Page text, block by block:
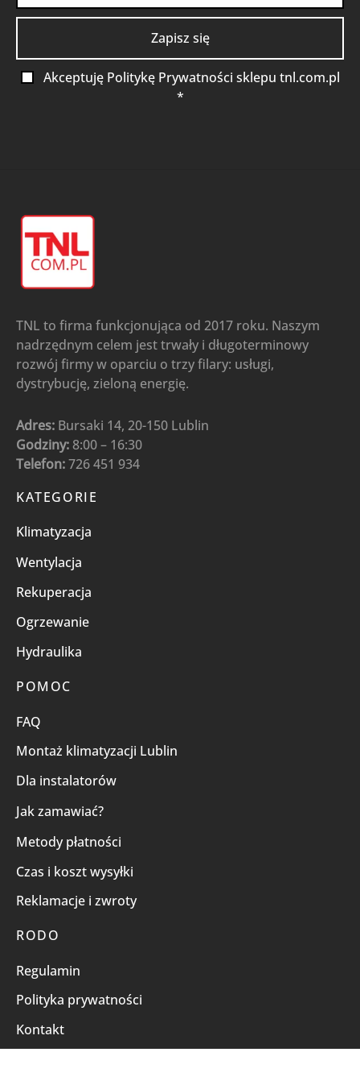
Akceptuję Politykę Prywatności sklepu tnl.com.pl
*
TNL to firma funkcjonująca od 2017 roku. Naszym
nadrzędnym celem jest trwały i długoterminowy
rozwój firmy w oparciu o trzy filary: usługi,
dystrybucję, zieloną energię.
Adres: Bursaki 14, 20-150 Lublin
Godziny: 8:00 – 16:30
Telefon:726 451 934
KATEGORIE
Klimatyzacja
Wentylacja
Rekuperacja
Ogrzewanie
Hydraulika
POMOC
FAQ
Montaż klimatyzacji Lublin
Dla instalatorów
Jak zamawiać?
Metody płatności
Czas i koszt wysyłki
Reklamacje i zwroty
RODO
Regulamin
Polityka prywatności
Kontakt